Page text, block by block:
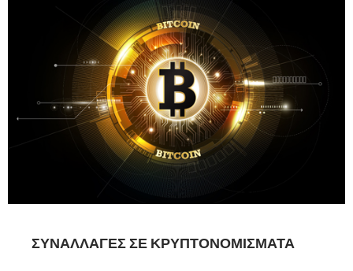
ΣΥΝΑΛΛΑΓΕΣ ΣΕ ΚΡΥΠΤΟΝΟΜΙΣΜΑΤΑ